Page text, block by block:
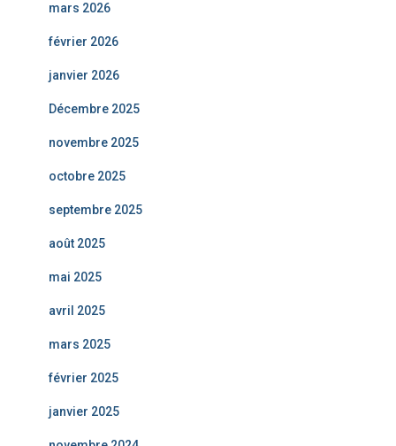
mars 2026
février 2026
janvier 2026
Décembre 2025
novembre 2025
octobre 2025
septembre 2025
août 2025
mai 2025
avril 2025
mars 2025
février 2025
janvier 2025